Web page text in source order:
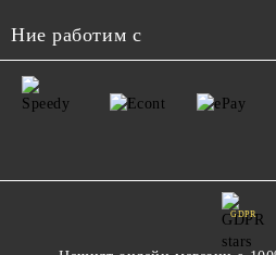
Ние работим с
GDPR